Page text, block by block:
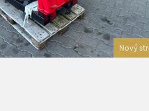
Nový